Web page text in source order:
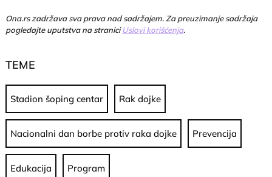
Ona.rs zadržava sva prava nad sadržajem. Za preuzimanje sadržaja
pogledajte uputstva na straniciUslovi korišćenja.
TEME
Stadion šoping centar Rak dojke
Nacionalni dan borbe protiv raka dojke Prevencija
Edukacija Program